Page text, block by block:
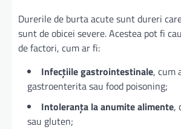
Durerile de burta acute sunt dureri
sunt de obicei severe. Acestea pot fi
de factori, cum ar fi:
Infecțiile gastrointestinale, cum
gastroenterita sau food poisoning;
Intoleranța la anumite alimente,
sau gluten;